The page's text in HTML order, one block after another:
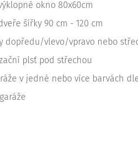
okno 80x60cm
šířky 90 cm - 120 cm
dopředu/vlevo/vpravo nebo
plsť pod střechou
v jedné nebo více barvách